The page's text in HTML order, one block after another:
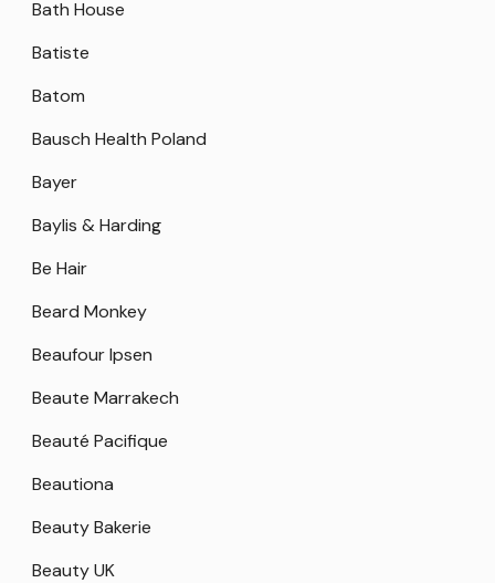
Bath House
Batiste
Batom
Bausch Health Poland
Bayer
Baylis & Harding
Be Hair
Beard Monkey
Beaufour Ipsen
Beaute Marrakech
Beauté Pacifique
Beautiona
Beauty Bakerie
Beauty UK